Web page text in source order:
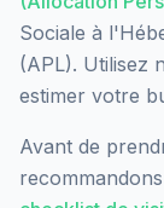
Sociale à
(APL). Utilisez
estimer votre
Avant de